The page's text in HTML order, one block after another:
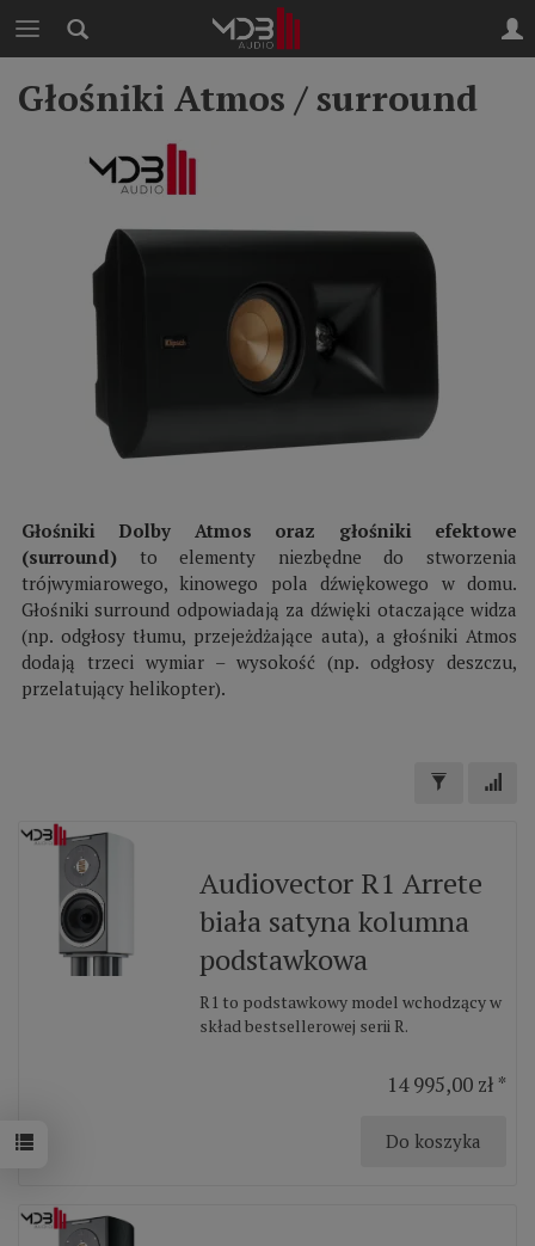
Głośniki Atmos / surround
Głośniki Dolby Atmos oraz głośniki efektowe
(surround) to elementy niezbędne do stworzenia
trójwymiarowego, kinowego pola dźwiękowego w domu.
Głośniki surround odpowiadają za dźwięki otaczające widza
(np. odgłosy tłumu, przejeżdżające auta), a głośniki Atmos
dodają trzeci wymiar – wysokość (np. odgłosy deszczu,
przelatujący helikopter).
Audiovector R1 Arrete
biała satyna kolumna
podstawkowa
R1 to podstawkowy model wchodzący w
skład bestsellerowej serii R.
14 995,00 zł *
Do koszyka